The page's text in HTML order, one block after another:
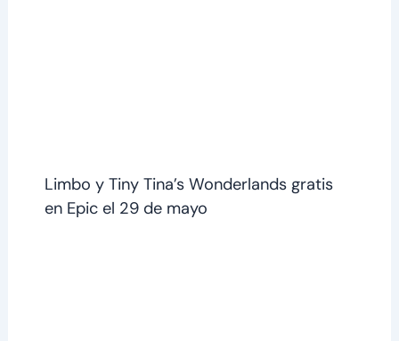
Limbo y Tiny Tina’s Wonderlands gratis
en Epic el 29 de mayo